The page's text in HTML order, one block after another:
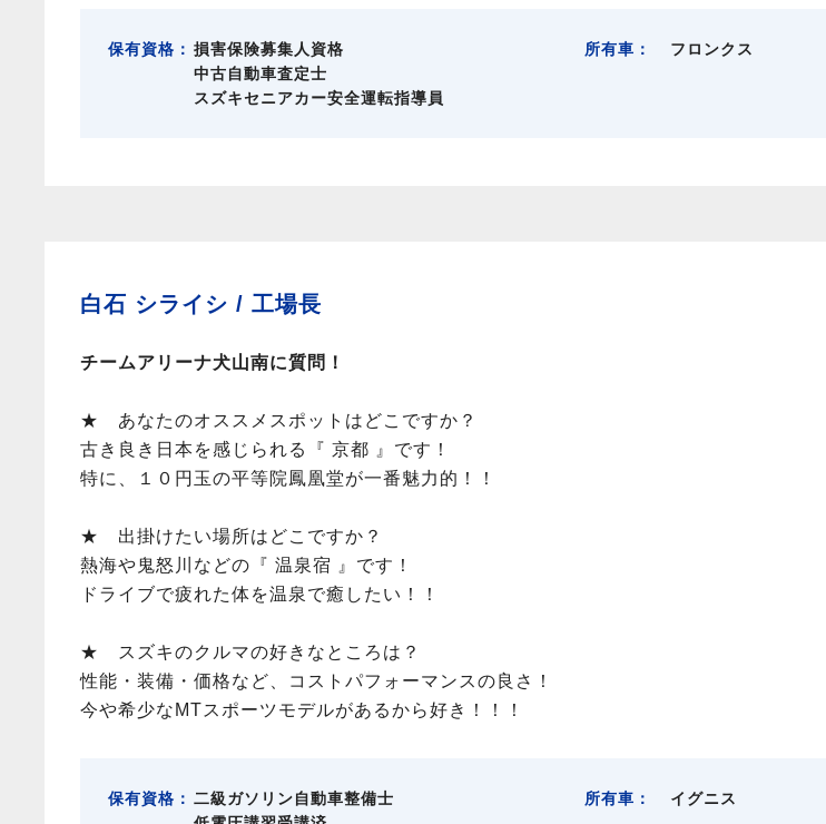
保有資格： 損害保険募集人資格
中古自動車査定士
スズキセニアカー安全運転指導員
所有車： フロンクス
白石 シライシ / 工場長
チームアリーナ犬山南に質問！
★ あなたのオススメスポットはどこですか？
古き良き日本を感じられる『 京都 』です！
特に、１０円玉の平等院鳳凰堂が一番魅力的！！
★ 出掛けたい場所はどこですか？
熱海や鬼怒川などの『 温泉宿 』です！
ドライブで疲れた体を温泉で癒したい！！
★ スズキのクルマの好きなところは？
性能・装備・価格など、コストパフォーマンスの良さ！
今や希少なMTスポーツモデルがあるから好き！！！
保有資格： 二級ガソリン自動車整備士
所有車： イグニス